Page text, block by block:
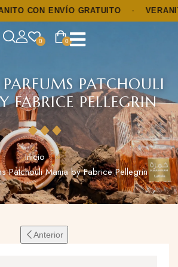
CON ENVÍO GRATUITO · VERANITO
0
0
PARFUMS PATCHOULI
FABRICE PELLEGRIN
Inicio
Patchouli Mania by Fabrice Pellegrin
Anterior